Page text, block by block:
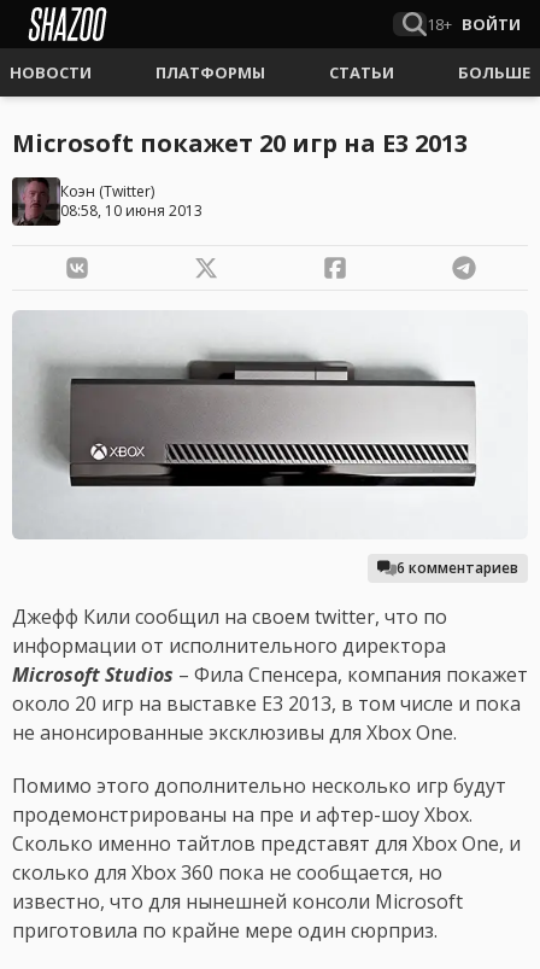
18+ ВОЙТИ
НОВОСТИ ПЛАТФОРМЫ СТАТЬИ БОЛЬШЕ
Microsoft покажет 20 игр на E3 2013
Коэн (Twitter)
08:58, 10 июня 2013
6 комментариев
Джефф Кили сообщил на своем twitter, что по
информации от исполнительного директора
Microsoft Studios – Фила Спенсера, компания покажет
около 20 игр на выставке E3 2013, в том числе и пока
не анонсированные эксклюзивы для Xbox One.
Помимо этого дополнительно несколько игр будут
продемонстрированы на пре и афтер-шоу Xbox.
Сколько именно тайтлов представят для Xbox One, и
сколько для Xbox 360 пока не сообщается, но
известно, что для нынешней консоли Microsoft
приготовила по крайне мере один сюрприз.